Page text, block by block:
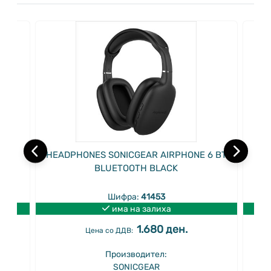
HEADPHONES SONICGEAR AIRPHONE 6 BT
BLUETOOTH BLACK
Шифра: 41453
има на залиха
Цена со ДДВ: 1.680 ден.
Производител:
SONICGEAR